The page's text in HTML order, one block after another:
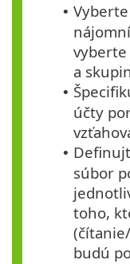
• Vyberte
a
•
účty
•
súbor
toho,
budú